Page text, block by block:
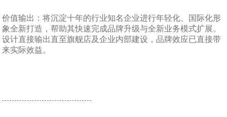
价值输出：将沉淀十年的行业知名企业进行年轻化、国际化形
象全新打造，帮助其快速完成品牌升级与全新业务模式扩展。
设计直接输出直至旗舰店及企业内部建设，品牌效应已直接带
来实际效益。